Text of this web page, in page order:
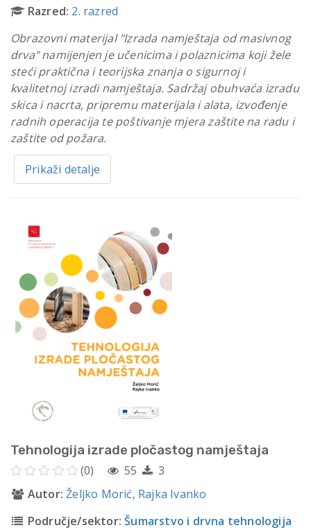
Razred: 2. razred
Obrazovni materijal "Izrada namještaja od masivnog
drva" namijenjen je učenicima i polaznicima koji žele
steći praktična i teorijska znanja o sigurnoj i
kvalitetnoj izradi namještaja. Sadržaj obuhvaća izradu
skica i nacrta, pripremu materijala i alata, izvođenje
radnih operacija te poštivanje mjera zaštite na radu i
zaštite od požara.
Prikaži detalje
Tehnologija izrade pločastog namještaja
(0) 55
3
Autor: Željko Morić, Rajka Ivanko
Područje/sektor: Šumarstvo i drvna tehnologija